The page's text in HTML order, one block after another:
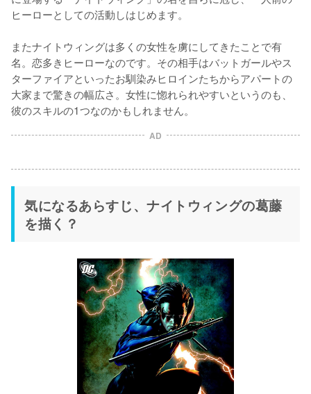
ヒーローとしての活動しはじめます。
またナイトウィングは多くの女性を虜にしてきたことで有
名。恋多きヒーローなのです。その相手はバットガールやス
ターファイアといったお馴染みヒロインたちからアパートの
大家まで驚きの幅広さ。女性に惚れられやすいというのも、
AD
気になるあらすじ、ナイトウィングの葛藤
を描く？